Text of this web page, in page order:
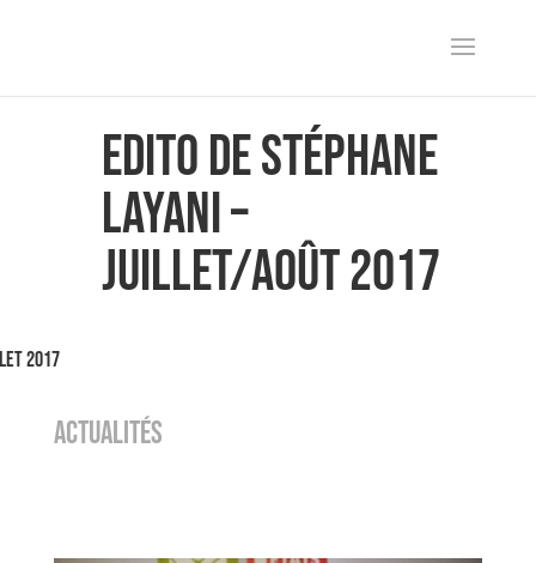
Edito de Stéphane
Layani –
Juillet/Août 2017
2017
ACTUALITÉS